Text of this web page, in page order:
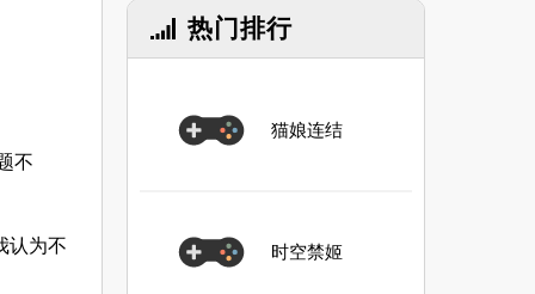
不
认为不
热门排行
猫娘连结
时空禁姬